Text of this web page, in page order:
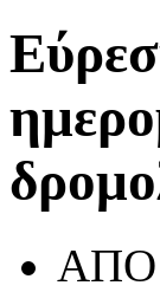
ΑΠΟ